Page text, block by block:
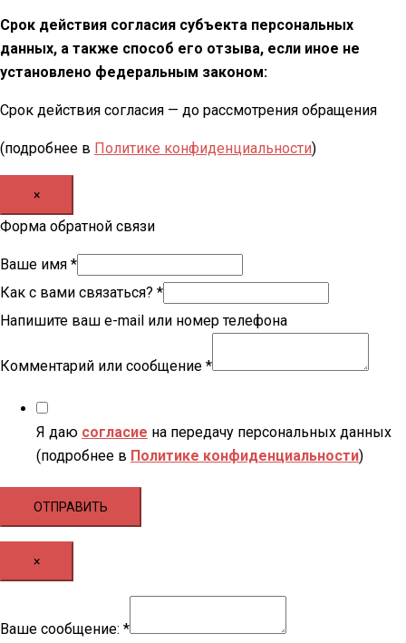
Срок действия согласия субъекта персональных
данных, а также способ его отзыва, если иное не
установлено федеральным законом:
Срок действия согласия — до рассмотрения обращения
(подробнее в Политике конфиденциальности)
×
Форма обратной связи
Ваше имя *
Как с вами связаться? *
Напишите ваш e-mail или номер телефона
Комментарий или сообщение *
Я даю согласие на передачу персональных данных
(подробнее в Политике конфиденциальности)
ОТПРАВИТЬ
×
Ваше
Ваше сообщение: *